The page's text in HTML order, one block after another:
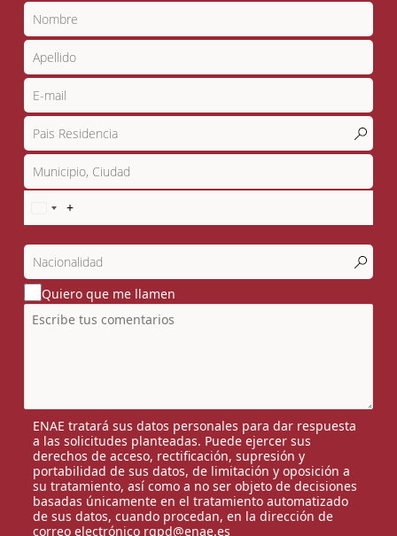
Quiero que me llamen
ENAE tratará sus datos personales para dar respuesta
a las solicitudes planteadas. Puede ejercer sus
derechos de acceso, rectificación, supresión y
portabilidad de sus datos, de limitación y oposición a
su tratamiento, así como a no ser objeto de decisiones
basadas únicamente en el tratamiento automatizado
de sus datos, cuando procedan, en la dirección de
correo electrónico rgpd@enae.es